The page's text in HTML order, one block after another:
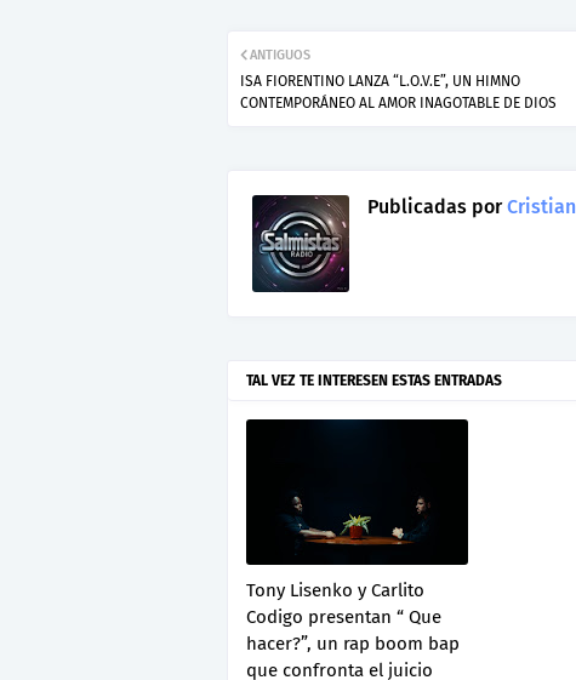
ANTIGUOS
ISA FIORENTINO LANZA “L.O.V.E”, UN HIMNO
CONTEMPORÁNEO AL AMOR INAGOTABLE DE DIOS
Publicadas por
TAL VEZ TE INTERESEN ESTAS ENTRADAS
Tony Lisenko y Carlito
Codigo presentan “ Que
hacer?”, un rap boom bap
que confronta el juicio